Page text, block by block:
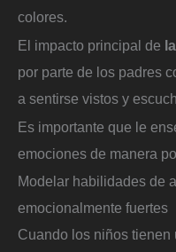
colores.
El impacto principal de
por parte de los padres
a sentirse vistos y
Es importante que le
emociones de manera
Modelar habilidades de
emocionalmente fuertes
Cuando los niños